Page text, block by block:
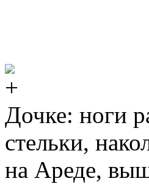
Дочке: ноги
стельки,
на Ареде,